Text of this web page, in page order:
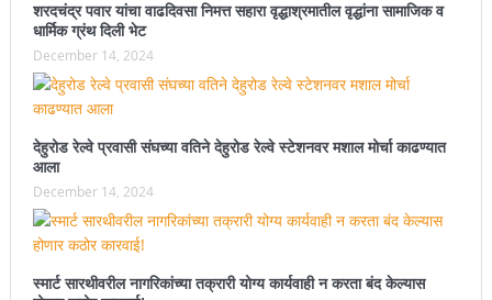
शरदचंद्र पवार यांचा वाढदिवसा निमत्त सहारा वृद्धाश्रमातील वृद्धांना सामाजिक व
धार्मिक ग्रंथ दिली भेट
December 14, 2024
देहुरोड रेल्वे प्रवासी संघच्या वतिने देहुरोड रेल्वे स्टेशनवर मशाल मोर्चा काढण्यात
आला
December 14, 2024
स्मार्ट सारथीवरील नागरिकांच्या तक्रारी योग्य कार्यवाही न करता बंद केल्यास